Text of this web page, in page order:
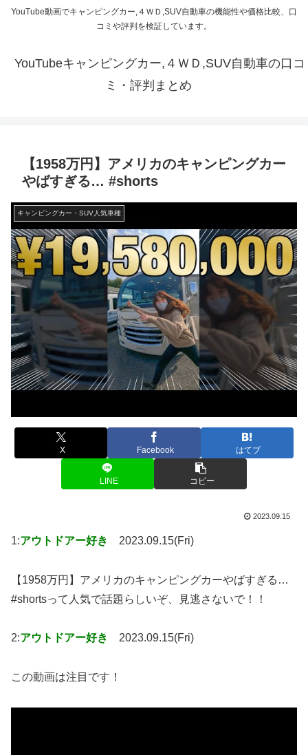
YouTube動画でキャンピングカー,４ＷＤ,SUV自動車の機能性や価格比較、口
コミや評判を検証しています。
YouTubeキャンピングカー,４ＷＤ,SUV自動車の口コ
ミ・評判まとめ
【1958万円】アメリカのキャンピングカー
やばすぎる… #shorts
キャンピングカー・SUV人気車種
X Facebook はてブ
LINE コピー
2023.09.15
1:アウトドアー好き 2023.09.15(Fri)
【1958万円】アメリカのキャンピングカーやばすぎる…
#shortsって人気で話題らしいぞ、見逃さないで！！
2:アウトドアー好き 2023.09.15(Fri)
この動画は注目です！